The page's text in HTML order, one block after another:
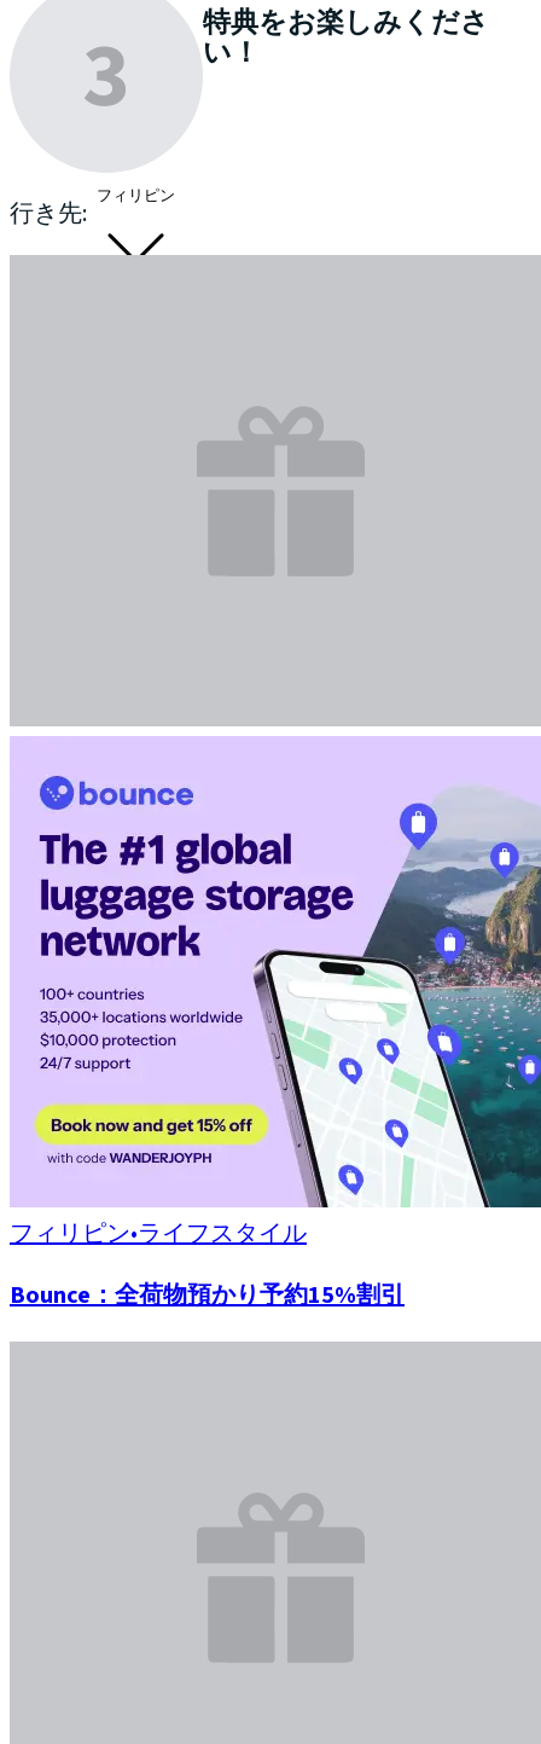
特典をお楽しみくださ
い ！
行き先:
フィリピン•ライフスタイル
Bounce：全荷物預かり予約15%割引